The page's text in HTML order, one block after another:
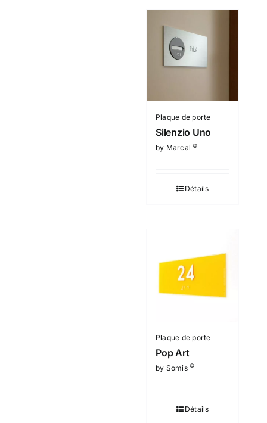
Plaque de porte
Silenzio Uno
by Marcal©
Détails
Plaque de porte
Pop Art
by Somis©
Détails